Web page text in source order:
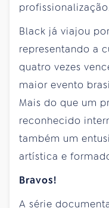
Black já viajou
representando a
quatro vezes
maior evento
Mais do que um
reconhecido
também um
artística e
Bravos!
A série